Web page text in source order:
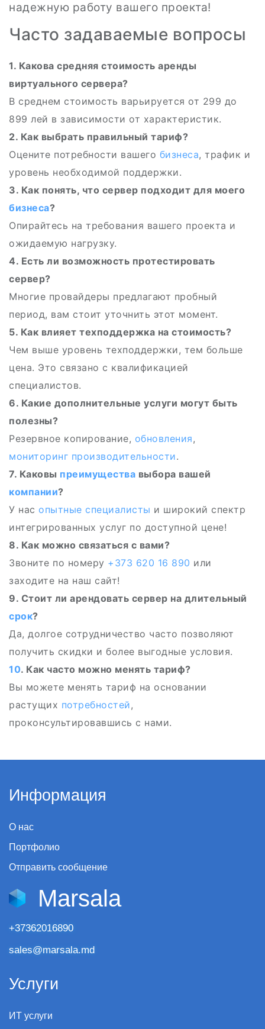
надежную работу вашего проекта!
Часто задаваемые вопросы
1. Какова средняя стоимость аренды
виртуального сервера?
В среднем стоимость варьируется от 299 до
899 лей в зависимости от характеристик.
2. Как выбрать правильный тариф?
Оцените потребности вашего бизнеса, трафик и
уровень необходимой поддержки.
3. Как понять, что сервер подходит для моего
бизнеса?
Опирайтесь на требования вашего проекта и
ожидаемую нагрузку.
4. Есть ли возможность протестировать
сервер?
Многие провайдеры предлагают пробный
период, вам стоит уточнить этот момент.
5. Как влияет техподдержка на стоимость?
Чем выше уровень техподдержки, тем больше
цена. Это связано с квалификацией
специалистов.
6. Какие дополнительные услуги могут быть
полезны?
Резервное копирование, обновления,
мониторинг производительности.
7. Каковы преимущества выбора вашей
компании?
У нас опытные специалисты и широкий спектр
интегрированных услуг по доступной цене!
8. Как можно связаться с вами?
Звоните по номеру +373 620 16 890 или
заходите на наш сайт!
9. Стоит ли арендовать сервер на длительный
срок?
Да, долгое сотрудничество часто позволяют
получить скидки и более выгодные условия.
10. Как часто можно менять тариф?
Вы можете менять тариф на основании
растущих потребностей,
проконсультировавшись с нами.
Информация
О нас
Портфолио
Отправить сообщение
Marsala
+37362016890
sales@marsala.md
Услуги
ИТ услуги